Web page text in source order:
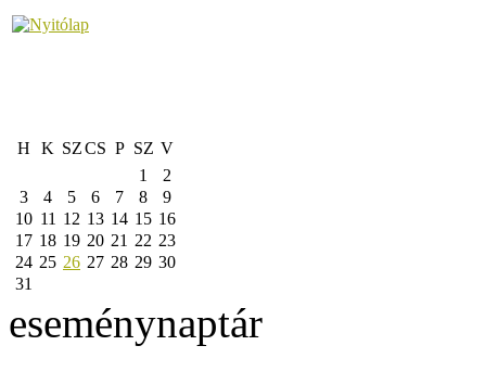
H K SZCS P SZ V
1
2
3
4 5 6 7 8
9
10 11 12 13 14 15 16
17 18 19 20 21 22 23
24 25 26 27 28 29 30
31
eseménynaptár